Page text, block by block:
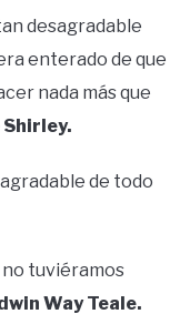
desagradable
enterado de que
nada más que
Shirley.
de todo
no tuviéramos
Way Teale.